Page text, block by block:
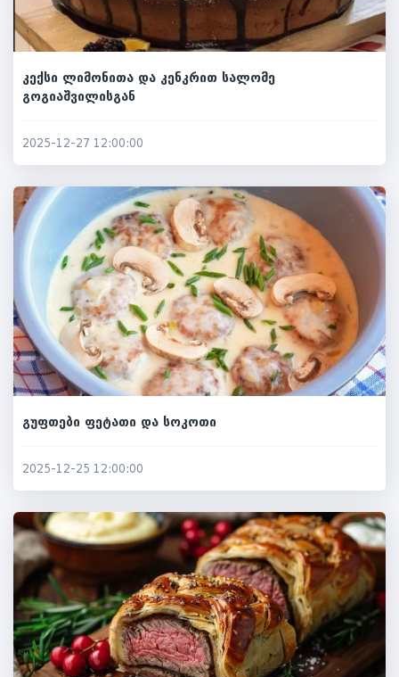
კექსი ლიმონითა და კენკრით სალომე
გოგიაშვილისგან
2025-12-27 12:00:00
გუფთები ფეტათი და სოკოთი
2025-12-25 12:00:00